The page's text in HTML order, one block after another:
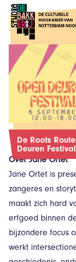
De Roots
Deuren Festival
Over Jane Ortet
Jane Ortet is
zangeres en
maakt zich hard
erfgoed binnen
bijzondere focus
werkt